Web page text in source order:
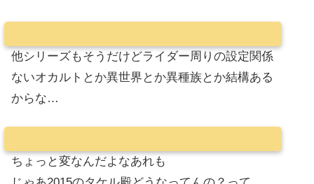
他シリーズもそうだけどライダー周りの設定関係
ないオカルトとか異世界とか異種族とか結構ある
からな…
ちょっと変なんだよなあれも